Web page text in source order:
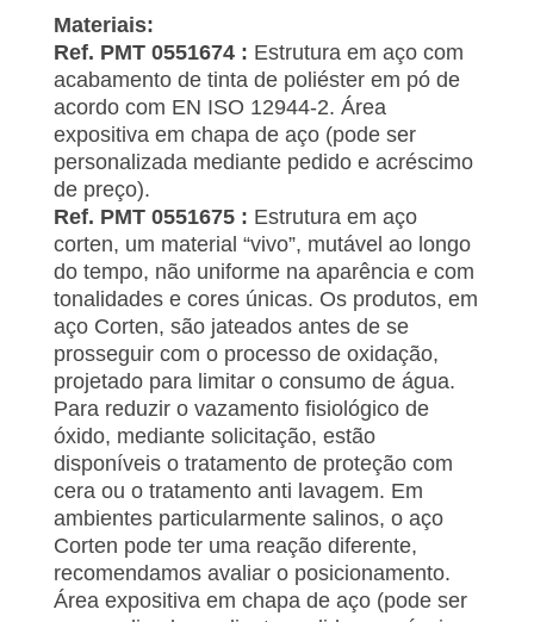
Materiais:
Ref. PMT 0551674 : Estrutura em aço com
acabamento de tinta de poliéster em pó de
acordo com EN ISO 12944-2. Área
expositiva em chapa de aço (pode ser
personalizada mediante pedido e acréscimo
de preço).
Ref. PMT 0551675 : Estrutura em aço
corten, um material “vivo”, mutável ao longo
do tempo, não uniforme na aparência e com
tonalidades e cores únicas. Os produtos, em
aço Corten, são jateados antes de se
prosseguir com o processo de oxidação,
projetado para limitar o consumo de água.
Para reduzir o vazamento fisiológico de
óxido, mediante solicitação, estão
disponíveis o tratamento de proteção com
cera ou o tratamento anti lavagem. Em
ambientes particularmente salinos, o aço
Corten pode ter uma reação diferente,
recomendamos avaliar o posicionamento.
Área expositiva em chapa de aço (pode ser